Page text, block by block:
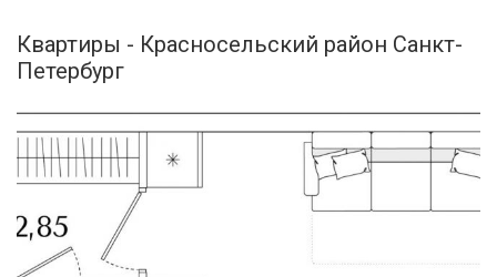
Квартиры - Красносельский район Санкт-
Петербург